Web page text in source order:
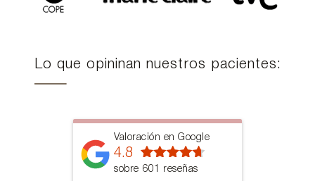
Lo que opininan nuestros pacientes:
Valoración en Google
4.8
sobre 601 reseñas